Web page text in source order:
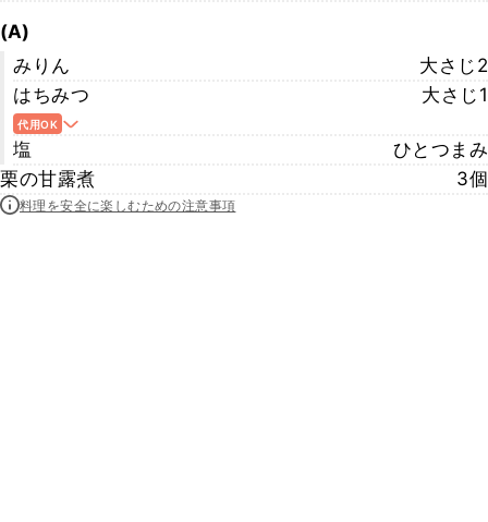
(A)
みりん
大さじ2
はちみつ
大さじ1
代用OK
塩
ひとつまみ
栗の甘露煮
3個
料理を安全に楽しむための注意事項